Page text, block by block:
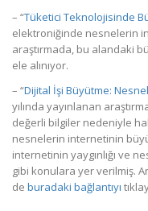
– “Tüketici Teknolojisinde
elektroniğinde nesnelerin
araştırmada, bu alandaki
ele alınıyor.
– “Dijital İşi Büyütme:
yılında yayınlanan
değerli bilgiler nedeniyle
nesnelerin internetinin
internetinin yaygınlığı ve
gibi konulara yer verilmiş.
de buradaki bağlantıyı